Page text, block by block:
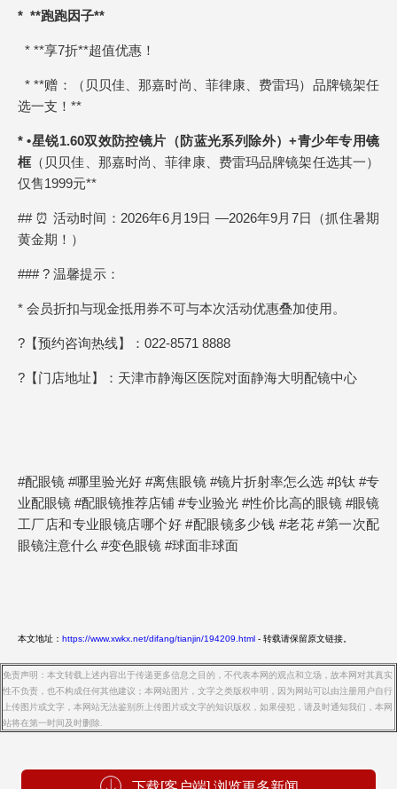
* **跑跑因子**
* **享7折**超值优惠！
* **赠：（贝贝佳、那嘉时尚、菲律康、费雷玛）品牌镜架任
选一支！**
* •星锐1.60双效防控镜片（防蓝光系列除外）+青少年专用镜
框（贝贝佳、那嘉时尚、菲律康、费雷玛品牌镜架任选其一）
仅售1999元**
## ⏰ 活动时间：2026年6月19日 —2026年9月7日（抓住暑期
黄金期！）
### ? 温馨提示：
* 会员折扣与现金抵用券不可与本次活动优惠叠加使用。
?【预约咨询热线】：022-8571 8888
?【门店地址】：天津市静海区医院对面静海大明配镜中心
#配眼镜 #哪里验光好 #离焦眼镜 #镜片折射率怎么选 #β钛 #专
业配眼镜 #配眼镜推荐店铺 #专业验光 #性价比高的眼镜 #眼镜
工厂店和专业眼镜店哪个好 #配眼镜多少钱 #老花 #第一次配
眼镜注意什么 #变色眼镜 #球面非球面
本文地址： https://www.xwkx.net/difang/tianjin/194209.html - 转载请保留原文链接。
免责声明：本文转载上述内容出于传递更多信息之目的，不代表本网的观点和立场，故本网对其真实
性不负责，也不构成任何其他建议；本网站图片，文字之类版权申明，因为网站可以由注册用户自行
上传图片或文字，本网站无法鉴别所上传图片或文字的知识版权，如果侵犯，请及时通知我们，本网
站将在第一时间及时删除.